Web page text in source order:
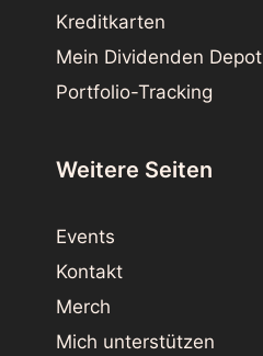
Kreditkarten
Mein Dividenden Depot
Portfolio-Tracking
Weitere Seiten
Events
Kontakt
Merch
Mich unterstützen